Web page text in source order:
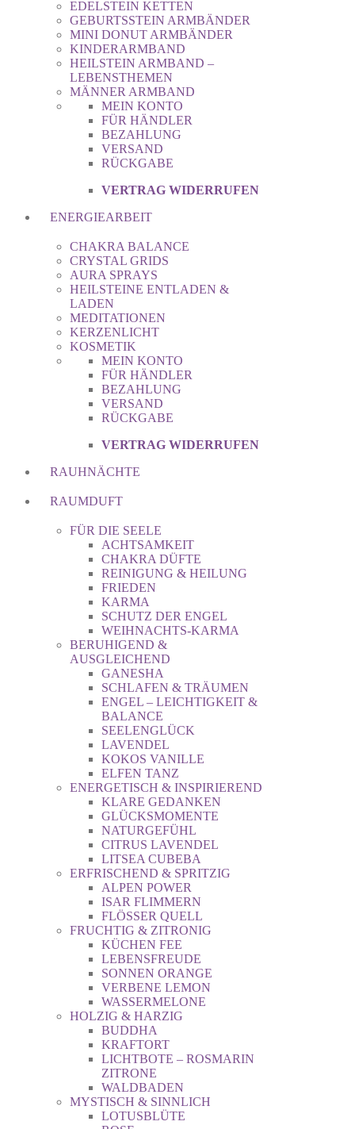
EDELSTEIN KETTEN
GEBURTSSTEIN ARMBÄNDER
MINI DONUT ARMBÄNDER
KINDERARMBAND
HEILSTEIN ARMBAND –
LEBENSTHEMEN
MÄNNER ARMBAND
MEIN KONTO
FÜR HÄNDLER
BEZAHLUNG
VERSAND
RÜCKGABE
VERTRAG WIDERRUFEN
ENERGIEARBEIT
CHAKRA BALANCE
CRYSTAL GRIDS
AURA SPRAYS
HEILSTEINE ENTLADEN &
LADEN
MEDITATIONEN
KERZENLICHT
KOSMETIK
MEIN KONTO
FÜR HÄNDLER
BEZAHLUNG
VERSAND
RÜCKGABE
VERTRAG WIDERRUFEN
RAUHNÄCHTE
RAUMDUFT
FÜR DIE SEELE
ACHTSAMKEIT
CHAKRA DÜFTE
REINIGUNG & HEILUNG
FRIEDEN
KARMA
SCHUTZ DER ENGEL
WEIHNACHTS-KARMA
BERUHIGEND &
AUSGLEICHEND
GANESHA
SCHLAFEN & TRÄUMEN
ENGEL – LEICHTIGKEIT &
BALANCE
SEELENGLÜCK
LAVENDEL
KOKOS VANILLE
ELFEN TANZ
ENERGETISCH & INSPIRIEREND
KLARE GEDANKEN
GLÜCKSMOMENTE
NATURGEFÜHL
CITRUS LAVENDEL
LITSEA CUBEBA
ERFRISCHEND & SPRITZIG
ALPEN POWER
ISAR FLIMMERN
FLÖSSER QUELL
FRUCHTIG & ZITRONIG
KÜCHEN FEE
LEBENSFREUDE
SONNEN ORANGE
VERBENE LEMON
WASSERMELONE
HOLZIG & HARZIG
BUDDHA
KRAFTORT
LICHTBOTE – ROSMARIN
ZITRONE
WALDBADEN
MYSTISCH & SINNLICH
LOTUSBLÜTE